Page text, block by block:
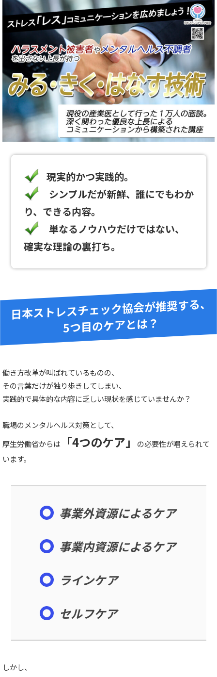
現実的かつ実践的。
シンプルだが新鮮、誰にでもわか
り、できる内容。
単なるノウハウだけではない、
確実な理論の裏打ち。
日本ストレスチェック協会が推奨する、
5つ目のケアとは？
働き方改革が叫ばれているものの、
その言葉だけが独り歩きしてしまい、
実践的で具体的な内容に乏しい現状を感じていませんか？
職場のメンタルヘルス対策として、
厚生労働省からは
「4つのケア」
の必要性が唱えられて
います。
事業外資源によるケア
事業内資源によるケア
ラインケア
セルフケア
しかし、